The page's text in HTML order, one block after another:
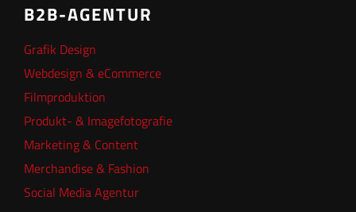
B2B-AGENTUR
Grafik Design
Webdesign & eCommerce
Filmproduktion
Produkt- & Imagefotografie
Marketing & Content
Merchandise & Fashion
Social Media Agentur